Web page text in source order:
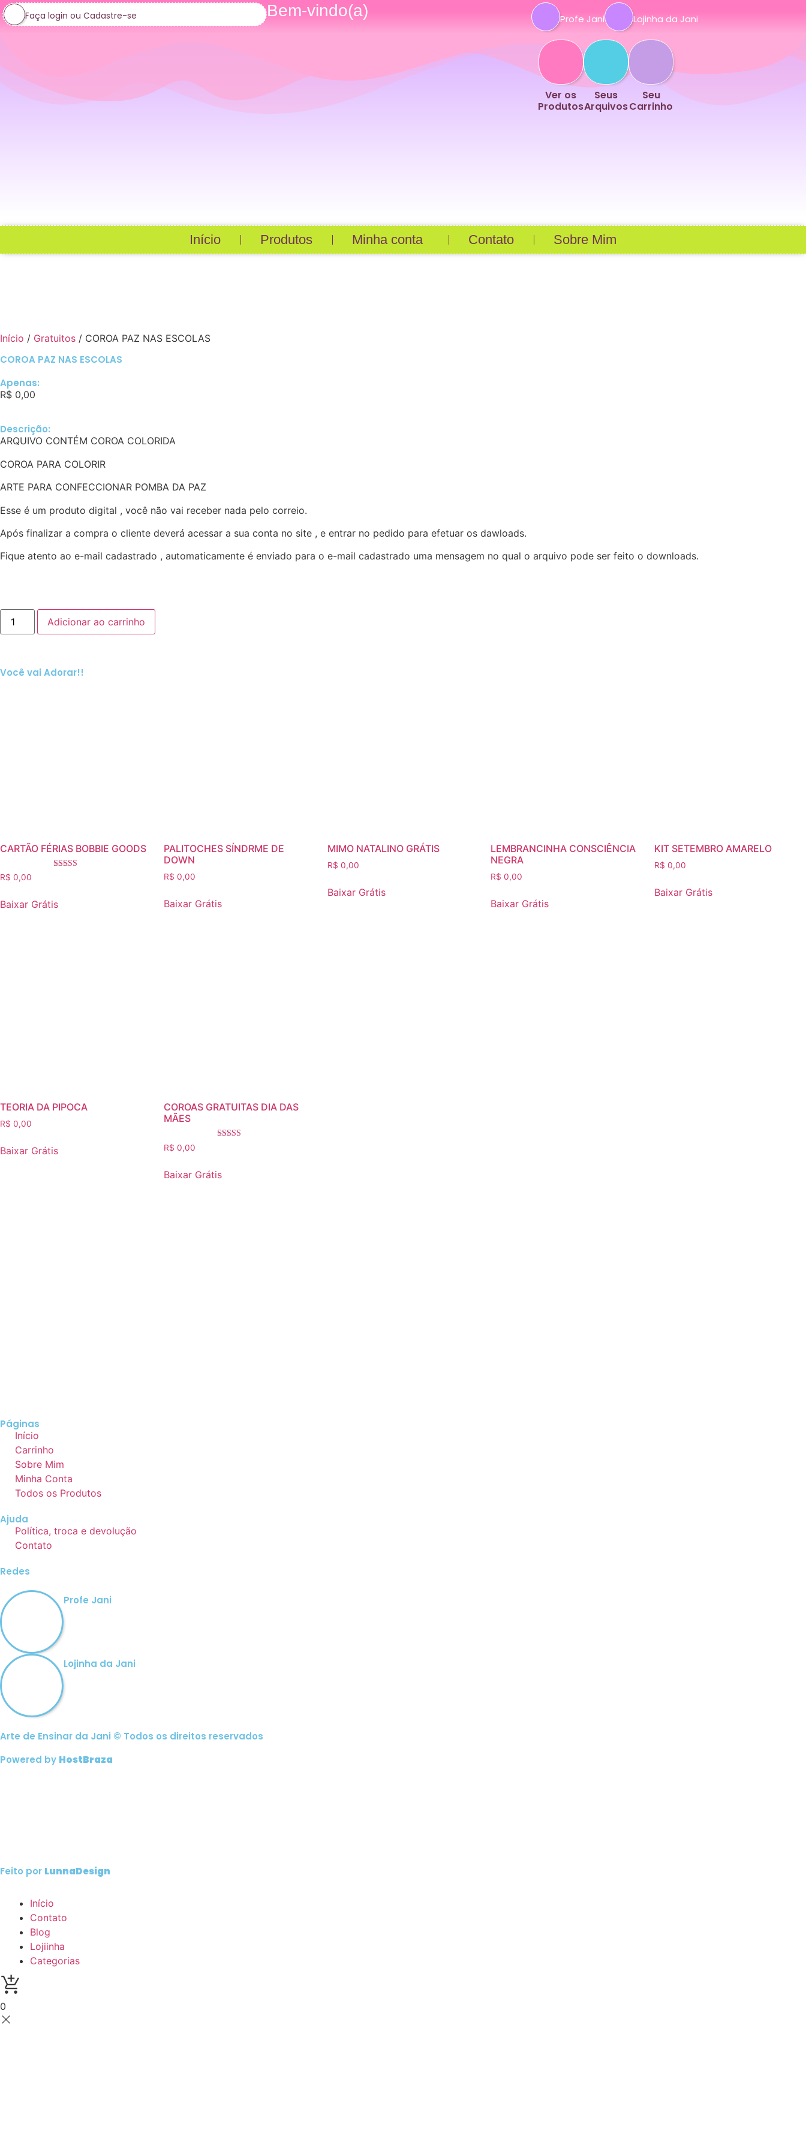
Faça login ou Cadastre-se Bem-vindo(a) Profe Jani Lojinha da Jani
Ver os
Produtos
Seus
Arquivos
Seu
Carrinho
Início Produtos Minha conta Contato Sobre Mim
Início / Gratuitos / COROA PAZ NAS ESCOLAS
COROA PAZ NAS ESCOLAS
Apenas:
R$ 0,00
Descrição:
ARQUIVO CONTÉM COROA COLORIDA
COROA PARA COLORIR
ARTE PARA CONFECCIONAR POMBA DA PAZ
Esse é um produto digital , você não vai receber nada pelo correio.
Após finalizar a compra o cliente deverá acessar a sua conta no site , e entrar no pedido para efetuar os dawloads.
Fique atento ao e-mail cadastrado , automaticamente é enviado para o e-mail cadastrado uma mensagem no qual o arquivo pode ser feito o downloads.
Adicionar ao carrinho
Você vai Adorar!!
CARTÃO FÉRIAS BOBBIE GOODS
R$ 0,00
Baixar Grátis
PALITOCHES SÍNDRME DE
DOWN
R$ 0,00
Baixar Grátis
MIMO NATALINO GRÁTIS
R$ 0,00
Baixar Grátis
LEMBRANCINHA CONSCIÊNCIA
NEGRA
R$ 0,00
Baixar Grátis
KIT SETEMBRO AMARELO
R$ 0,00
Baixar Grátis
TEORIA DA PIPOCA
R$ 0,00
Baixar Grátis
COROAS GRATUITAS DIA DAS
MÃES
R$ 0,00
Baixar Grátis
Páginas
Início
Carrinho
Sobre Mim
Minha Conta
Todos os Produtos
Ajuda
Política, troca e devolução
Contato
Redes
Profe Jani
Lojinha da Jani
Arte de Ensinar da Jani © Todos os direitos reservados
Powered by HostBraza
Feito por LunnaDesign
Início
Contato
Blog
Lojiinha
Categorias
0